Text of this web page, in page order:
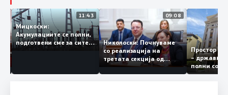
12:03
за
11:43
Мицкоски:
Акумулациите се полни,
подготвени сме за сите
ризици, не размислување
09:08
Николоски: Почнуваме
со реализација на
третата секција од
железничкиот Коридор
8, Македонија станува
–
полни